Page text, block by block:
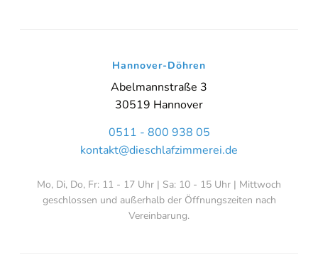
Hannover-Döhren
Abelmannstraße 3
30519 Hannover
0511 - 800 938 05
kontakt@dieschlafzimmerei.de
Mo, Di, Do, Fr: 11 - 17 Uhr | Sa: 10 - 15 Uhr | Mittwoch
geschlossen und außerhalb der Öffnungszeiten nach
Vereinbarung.